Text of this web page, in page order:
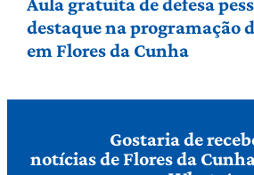
destaque na programação
em Flores da Cunha
Gostaria de
notícias de Flores da